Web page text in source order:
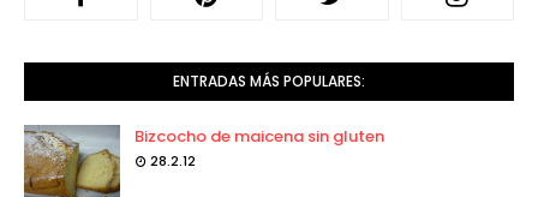
ENTRADAS MÁS POPULARES:
Bizcocho de maicena sin gluten
28.2.12